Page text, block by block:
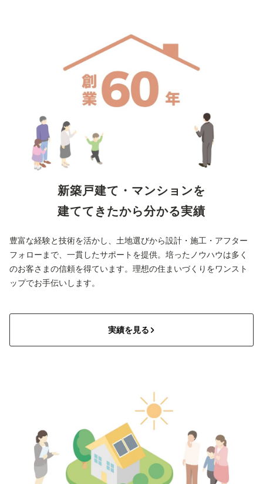
新築戸建て・マンションを
建ててきたから分かる実績
豊富な経験と技術を活かし、土地選びから設計・施工・アフター
フォローまで、一貫したサポートを提供。培ったノウハウは多く
のお客さまの信頼を得ています。理想の住まいづくりをワンスト
ップでお手伝いします。
実績を見る